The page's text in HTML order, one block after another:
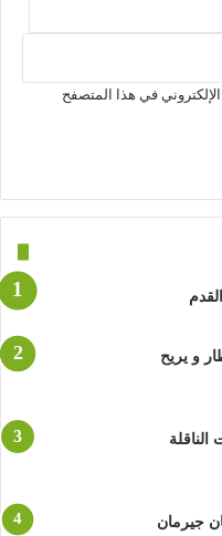
في هذا المتصفح
و يريح
2025 والقنوات الناقلة
جيرمان